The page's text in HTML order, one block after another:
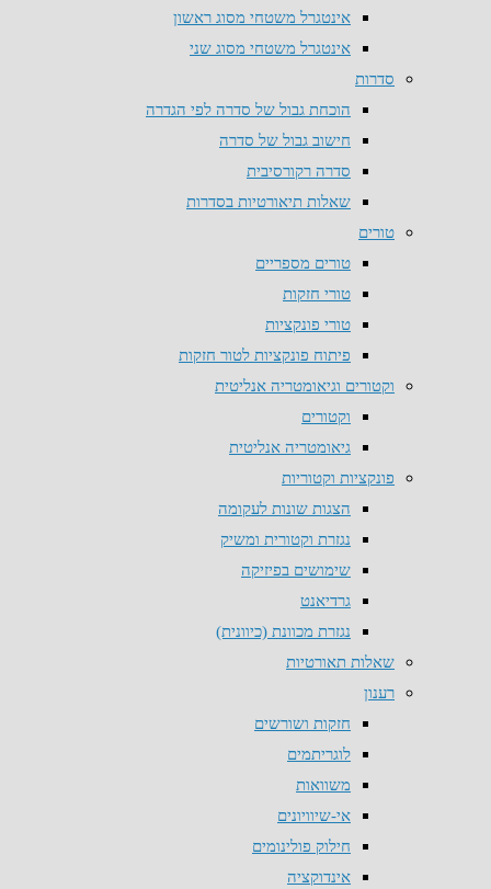
אינטגרל משטחי מסוג ראשון
אינטגרל משטחי מסוג שני
סדרות
הוכחת גבול של סדרה לפי הגדרה
חישוב גבול של סדרה
סדרה רקורסיבית
שאלות תיאורטיות בסדרות
טורים
טורים מספריים
טורי חזקות
טורי פונקציות
פיתוח פונקציות לטור חזקות
וקטורים וגיאומטריה אנליטית
וקטורים
גיאומטריה אנליטית
פונקציות וקטוריות
הצגות שונות לעקומה
נגזרת וקטורית ומשיק
שימושים בפיזיקה
גרדיאנט
נגזרת מכוונת (כיוונית)
שאלות תאורטיות
רענון
חזקות ושורשים
לוגריתמים
משוואות
אי-שיוויונים
חילוק פולינומים
אינדוקציה